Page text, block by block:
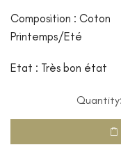
Composition : Coton
Printemps/Eté
Etat : Très bon état